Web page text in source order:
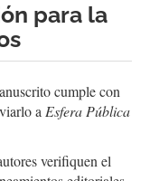
para la
cumple con
a Esfera Pública
verifiquen el